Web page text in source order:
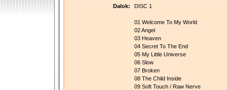
Dalok:
DISC 1
01 Welcome To My World
02 Angel
03 Heaven
04 Secret To The End
05 My Little Universe
06 Slow
07 Broken
08 The Child Inside
09 Soft Touch / Raw Nerve